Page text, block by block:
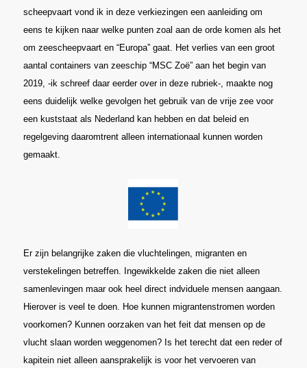
scheepvaart vond ik in deze verkiezingen een aanleiding om
eens te kijken naar welke punten zoal aan de orde komen als het
om zeescheepvaart en “Europa” gaat. Het verlies van een groot
aantal containers van zeeschip “MSC Zoë” aan het begin van
2019, -ik schreef daar eerder over in deze rubriek-, maakte nog
eens duidelijk welke gevolgen het gebruik van de vrije zee voor
een kuststaat als Nederland kan hebben en dat beleid en
regelgeving daaromtrent alleen internationaal kunnen worden
gemaakt.
Er zijn belangrijke zaken die vluchtelingen, migranten en
verstekelingen betreffen. Ingewikkelde zaken die niet alleen
samenlevingen maar ook heel direct indviduele mensen aangaan.
Hierover is veel te doen. Hoe kunnen migrantenstromen worden
voorkomen? Kunnen oorzaken van het feit dat mensen op de
vlucht slaan worden weggenomen? Is het terecht dat een reder of
kapitein niet alleen aansprakelijk is voor het vervoeren van